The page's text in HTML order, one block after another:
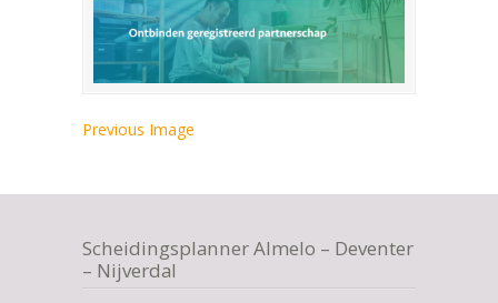
Previous Image
Scheidingsplanner Almelo – Deventer
– Nijverdal